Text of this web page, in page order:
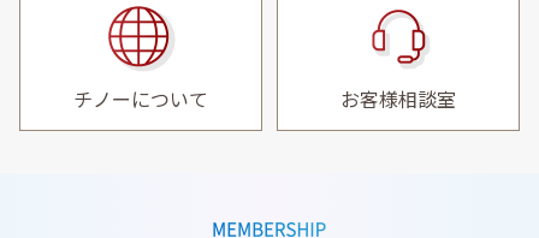
チノーについて お客様相談室